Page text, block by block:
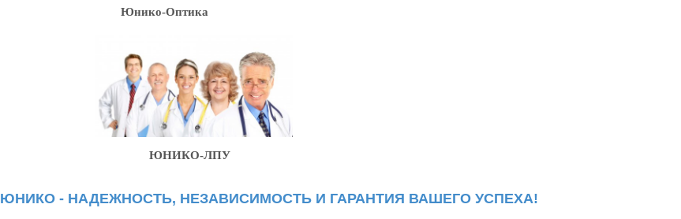
Юнико-Оптика
ЮНИКО-ЛПУ
ЮНИКО - НАДЕЖНОСТЬ, НЕЗАВИСИМОСТЬ И ГАРАНТИЯ ВАШЕГО УСПЕХА!